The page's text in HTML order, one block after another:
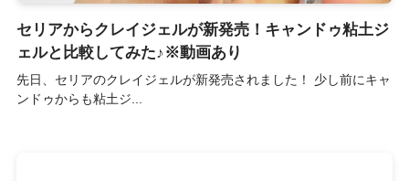
セリアからクレイジェルが新発売！キャンドゥ粘土ジ
ェルと比較してみた♪※動画あり
先日、セリアのクレイジェルが新発売されました！ 少し前にキャ
ンドゥからも粘土ジ...